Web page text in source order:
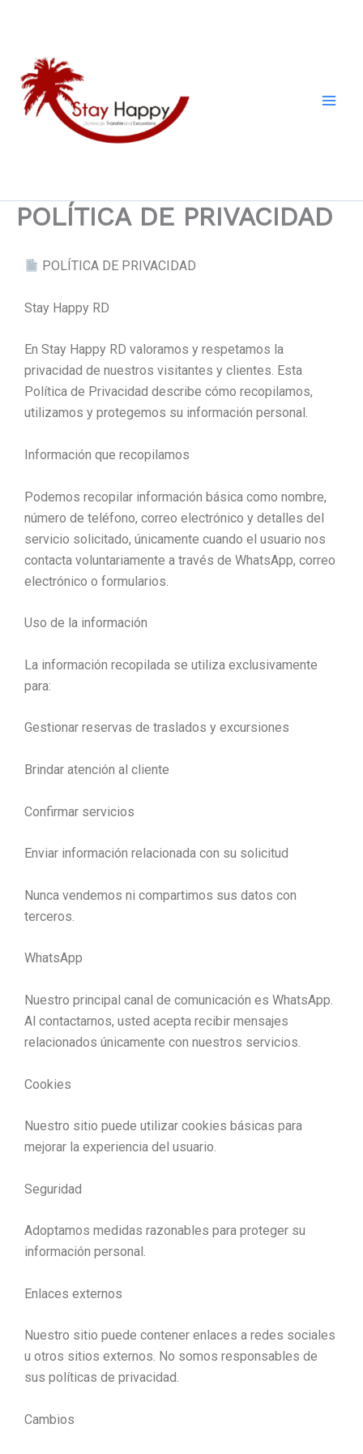
POLÍTICA DE PRIVACIDAD
POLÍTICA DE PRIVACIDAD
Stay Happy RD
En Stay Happy RD valoramos y respetamos la
privacidad de nuestros visitantes y clientes. Esta
Política de Privacidad describe cómo recopilamos,
utilizamos y protegemos su información personal.
Información que recopilamos
Podemos recopilar información básica como nombre,
número de teléfono, correo electrónico y detalles del
servicio solicitado, únicamente cuando el usuario nos
contacta voluntariamente a través de WhatsApp, correo
electrónico o formularios.
Uso de la información
La información recopilada se utiliza exclusivamente
para:
Gestionar reservas de traslados y excursiones
Brindar atención al cliente
Confirmar servicios
Enviar información relacionada con su solicitud
Nunca vendemos ni compartimos sus datos con
terceros.
WhatsApp
Nuestro principal canal de comunicación es WhatsApp.
Al contactarnos, usted acepta recibir mensajes
relacionados únicamente con nuestros servicios.
Cookies
Nuestro sitio puede utilizar cookies básicas para
mejorar la experiencia del usuario.
Seguridad
Adoptamos medidas razonables para proteger su
información personal.
Enlaces externos
Nuestro sitio puede contener enlaces a redes sociales
u otros sitios externos. No somos responsables de
sus políticas de privacidad.
Cambios